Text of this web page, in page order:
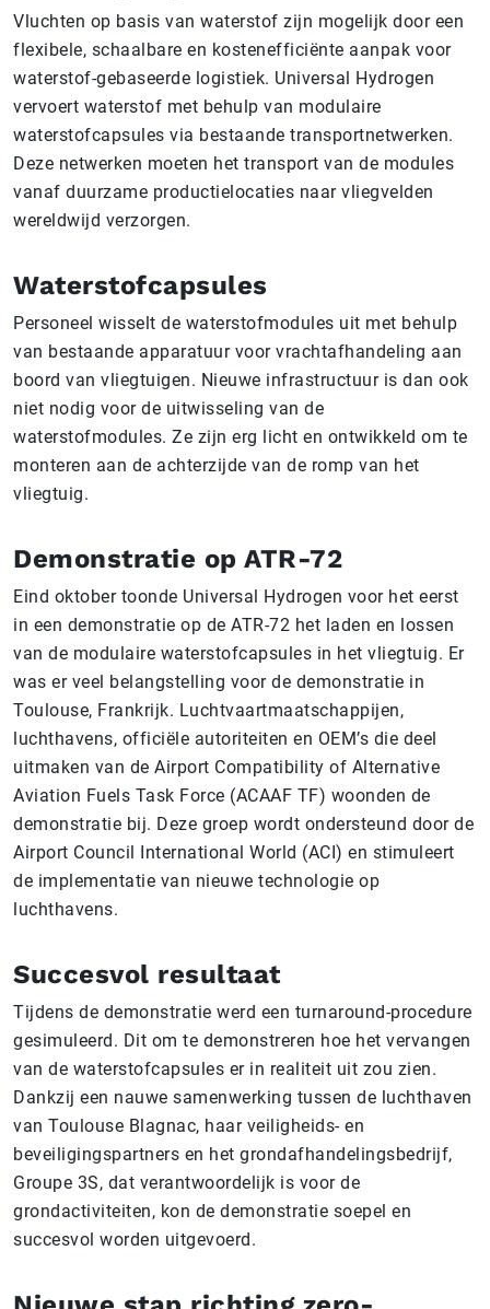
Vluchten op basis van waterstof zijn mogelijk door een
flexibele, schaalbare en kostenefficiënte aanpak voor
waterstof-gebaseerde logistiek. Universal Hydrogen
vervoert waterstof met behulp van modulaire
waterstofcapsules via bestaande transportnetwerken.
Deze netwerken moeten het transport van de modules
vanaf duurzame productielocaties naar vliegvelden
wereldwijd verzorgen.
Waterstofcapsules
Personeel wisselt de waterstofmodules uit met behulp
van bestaande apparatuur voor vrachtafhandeling aan
boord van vliegtuigen. Nieuwe infrastructuur is dan ook
niet nodig voor de uitwisseling van de
waterstofmodules. Ze zijn erg licht en ontwikkeld om te
monteren aan de achterzijde van de romp van het
vliegtuig.
Demonstratie op ATR-72
Eind oktober toonde Universal Hydrogen voor het eerst
in een demonstratie op de ATR-72 het laden en lossen
van de modulaire waterstofcapsules in het vliegtuig. Er
was er veel belangstelling voor de demonstratie in
Toulouse, Frankrijk. Luchtvaartmaatschappijen,
luchthavens, officiële autoriteiten en OEM’s die deel
uitmaken van de Airport Compatibility of Alternative
Aviation Fuels Task Force (ACAAF TF) woonden de
demonstratie bij. Deze groep wordt ondersteund door de
Airport Council International World (ACI) en stimuleert
de implementatie van nieuwe technologie op
luchthavens.
Succesvol resultaat
Tijdens de demonstratie werd een turnaround-procedure
gesimuleerd. Dit om te demonstreren hoe het vervangen
van de waterstofcapsules er in realiteit uit zou zien.
Dankzij een nauwe samenwerking tussen de luchthaven
van Toulouse Blagnac, haar veiligheids- en
beveiligingspartners en het grondafhandelingsbedrijf,
Groupe 3S, dat verantwoordelijk is voor de
grondactiviteiten, kon de demonstratie soepel en
succesvol worden uitgevoerd.